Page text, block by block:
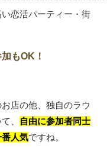
恋活パーティー・街
もOK！
店の他、独自のラウ
、
自由に参加者同士
人気ですね。